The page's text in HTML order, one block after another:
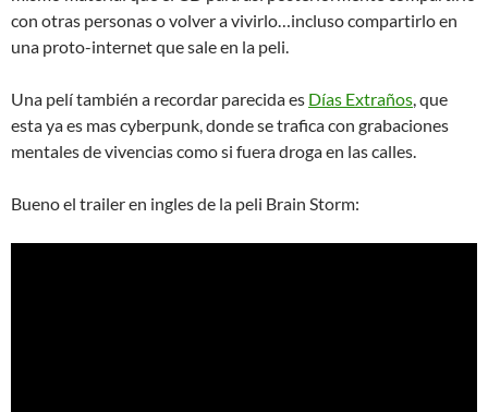
con otras personas o volver a vivirlo…incluso compartirlo en
una proto-internet que sale en la peli.
Una pelí también a recordar parecida es Días Extraños, que
esta ya es mas cyberpunk, donde se trafica con grabaciones
mentales de vivencias como si fuera droga en las calles.
Bueno el trailer en ingles de la peli Brain Storm: